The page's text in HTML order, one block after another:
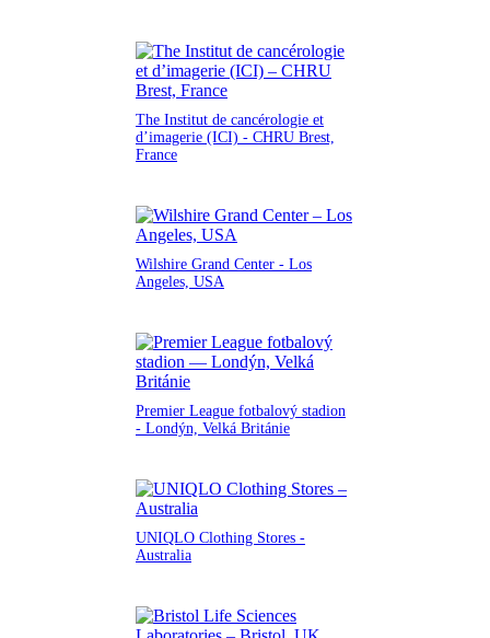
The Institut de cancérologie et
d’imagerie (ICI) - CHRU Brest,
France
Wilshire Grand Center - Los
Angeles, USA
Premier League fotbalový stadion
- Londýn, Velká Británie
UNIQLO Clothing Stores -
Australia